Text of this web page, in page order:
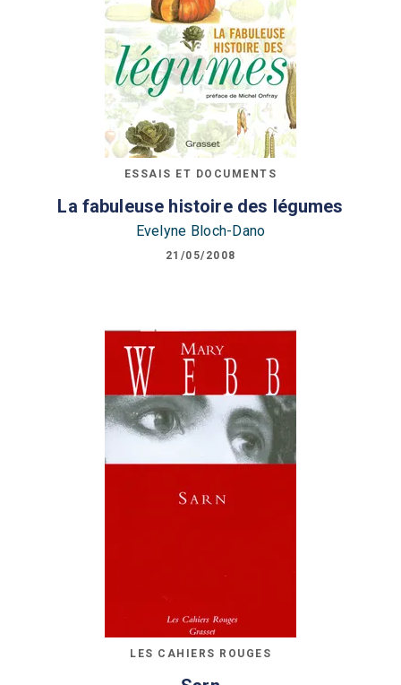
ESSAIS ET DOCUMENTS
La fabuleuse histoire des légumes
Evelyne Bloch-Dano
21/05/2008
LES CAHIERS ROUGES